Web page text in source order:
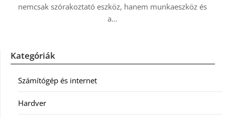
nemcsak szórakoztató eszköz, hanem munkaeszköz és
a…
Kategóriák
Számítógép és internet
Hardver